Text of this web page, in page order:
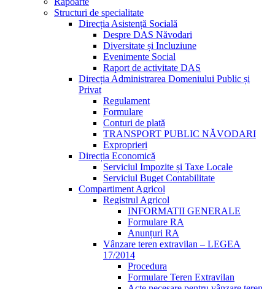
Structuri de specialitate
Direcția Asistență Socială
Despre DAS Năvodari
Diversitate și Incluziune
Evenimente Social
Raport de activitate DAS
Direcția Administrarea Domeniului Public și
Privat
Regulament
Formulare
Conturi de plată
TRANSPORT PUBLIC NĂVODARI
Exproprieri
Direcția Economică
Serviciul Impozite și Taxe Locale
Serviciul Buget Contabilitate
Compartiment Agricol
Registrul Agricol
INFORMATII GENERALE
Formulare RA
Anunțuri RA
Vânzare teren extravilan – LEGEA
17/2014
Procedura
Formulare Teren Extravilan